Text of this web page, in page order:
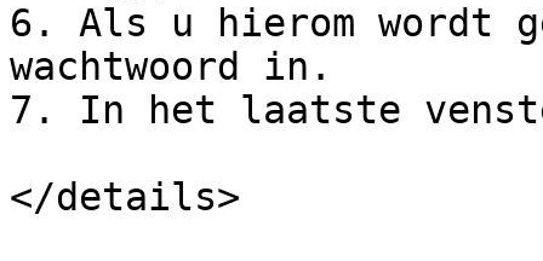
6. Als u hierom wordt
wachtwoord in.
7. In het laatste
</details>